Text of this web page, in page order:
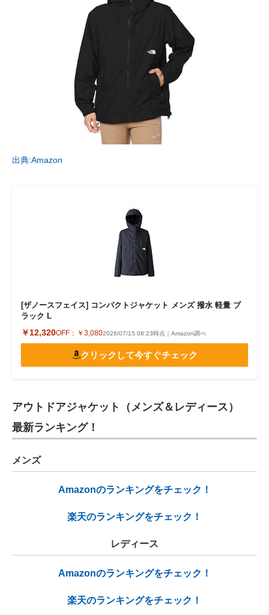
出典:Amazon
[ザノースフェイス] コンパクトジャケット メンズ 撥水 軽量 ブ
ラック L
￥12,320OFF： ￥3,0802026/07/15 08:23時点｜Amazon調べ
クリックして今すぐチェック
アウトドアジャケット（メンズ＆レディース）
最新ランキング！
メンズ
Amazonのランキングをチェック！
楽天のランキングをチェック！
レディース
Amazonのランキングをチェック！
楽天のランキングをチェック！